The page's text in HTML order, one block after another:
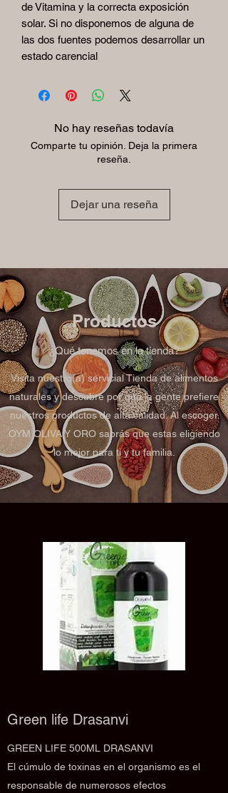
de Vitamina y la correcta exposición
solar. Si no disponemos de alguna de
las dos fuentes podemos desarrollar un
estado carencial
No hay reseñas todavía
Comparte tu opinión. Deja la primera
reseña.
Dejar una reseña
Productos
¿Qué tenemos en la tienda?
Visita nuestro(a) servicial Tienda de alimentos
naturales y descubre por qué la gente prefiere
nuestros productos de alta calidad. Al escoger
OYM OLIVA Y ORO sabrás que estas eligiendo
lo mejor para ti y tu familia.
Green life Drasanvi
GREEN LIFE 500ML DRASANVI
El cúmulo de toxinas en el organismo es el
responsable de numerosos efectos